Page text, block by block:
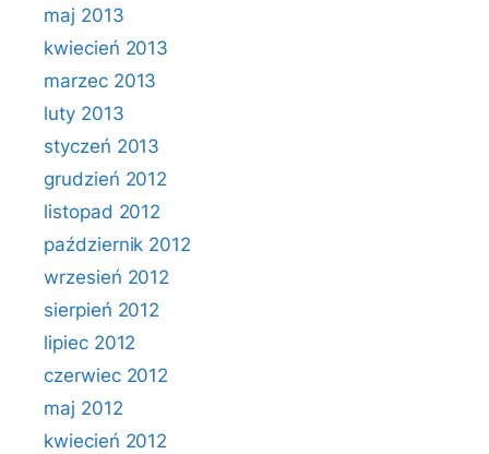
maj 2013
kwiecień 2013
marzec 2013
luty 2013
styczeń 2013
grudzień 2012
listopad 2012
październik 2012
wrzesień 2012
sierpień 2012
lipiec 2012
czerwiec 2012
maj 2012
kwiecień 2012